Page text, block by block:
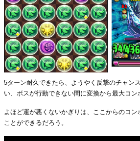
5ターン耐久できたら、ようやく反撃のチャン
い、ボスが行動できない間に変換から最大コン
よほど運が悪くないかぎりは、ここからのコ
ことができるだろう。